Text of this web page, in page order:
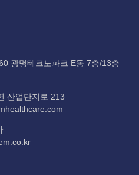
광명테크노파크 E동 7층/13층
산업단지로 213